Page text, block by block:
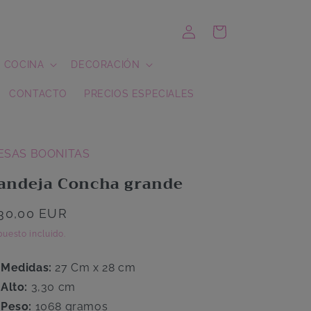
COCINA DECORACIÓN
CONTACTO PRECIOS ESPECIALES
sesión
Carrito
BOONITAS
Concha grande
EUR
incluido.
Medidas: 27 Cm x 28 cm
Alto: 3,30 cm
Peso: 1068 gramos